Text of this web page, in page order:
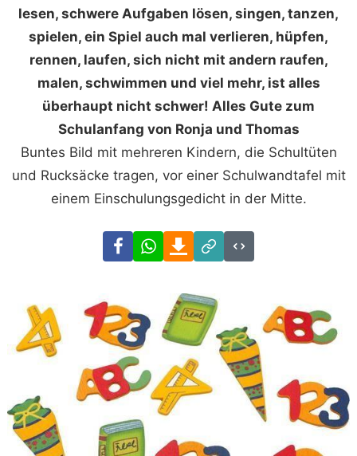
lesen, schwere Aufgaben lösen, singen, tanzen,
spielen, ein Spiel auch mal verlieren, hüpfen,
rennen, laufen, sich nicht mit andern raufen,
malen, schwimmen und viel mehr, ist alles
überhaupt nicht schwer! Alles Gute zum
Schulanfang von Ronja und Thomas
Buntes Bild mit mehreren Kindern, die Schultüten
und Rucksäcke tragen, vor einer Schulwandtafel mit
einem Einschulungsgedicht in der Mitte.
FacebookWhatsAppDownload
Link
Code